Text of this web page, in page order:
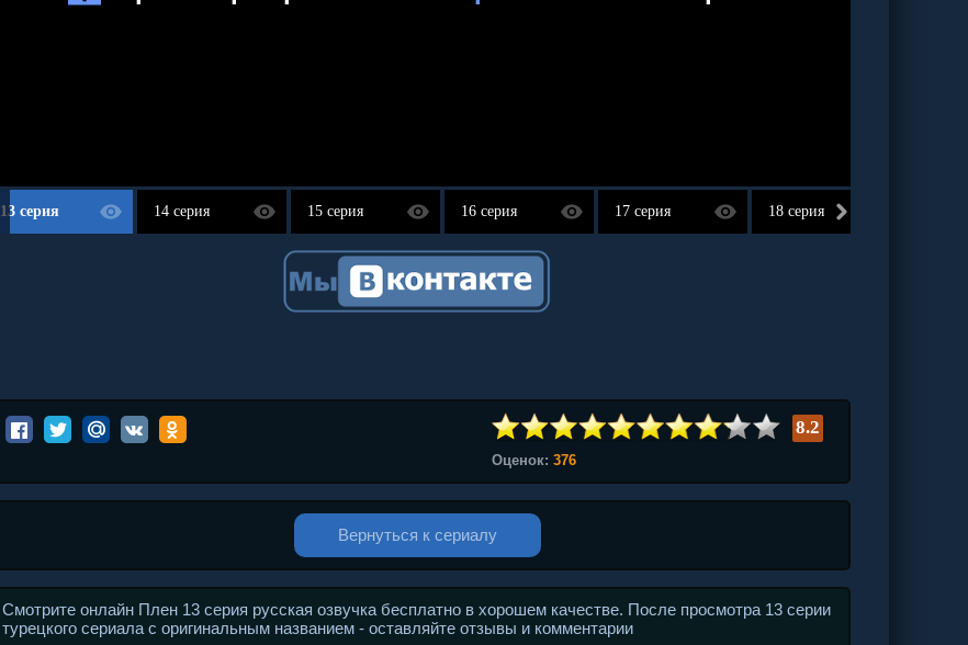
13 серия 14 серия 15 серия 16 серия 17 серия 18 серия
8.2
Оценок: 376
Вернуться к сериалу
Смотрите онлайн Плен 13 серия русская озвучка бесплатно в хорошем качестве. После просмотра 13 серии
турецкого сериала с оригинальным названием - оставляйте отзывы и комментарии